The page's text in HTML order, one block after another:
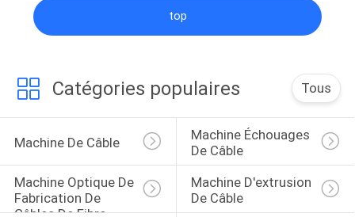
top
Catégories populaires Tous
Machine De Câble
Machine Échouages
De Câble
Machine Optique De
Fabrication De
Câbles De Fibre
Machine D'extrusion
De Câble